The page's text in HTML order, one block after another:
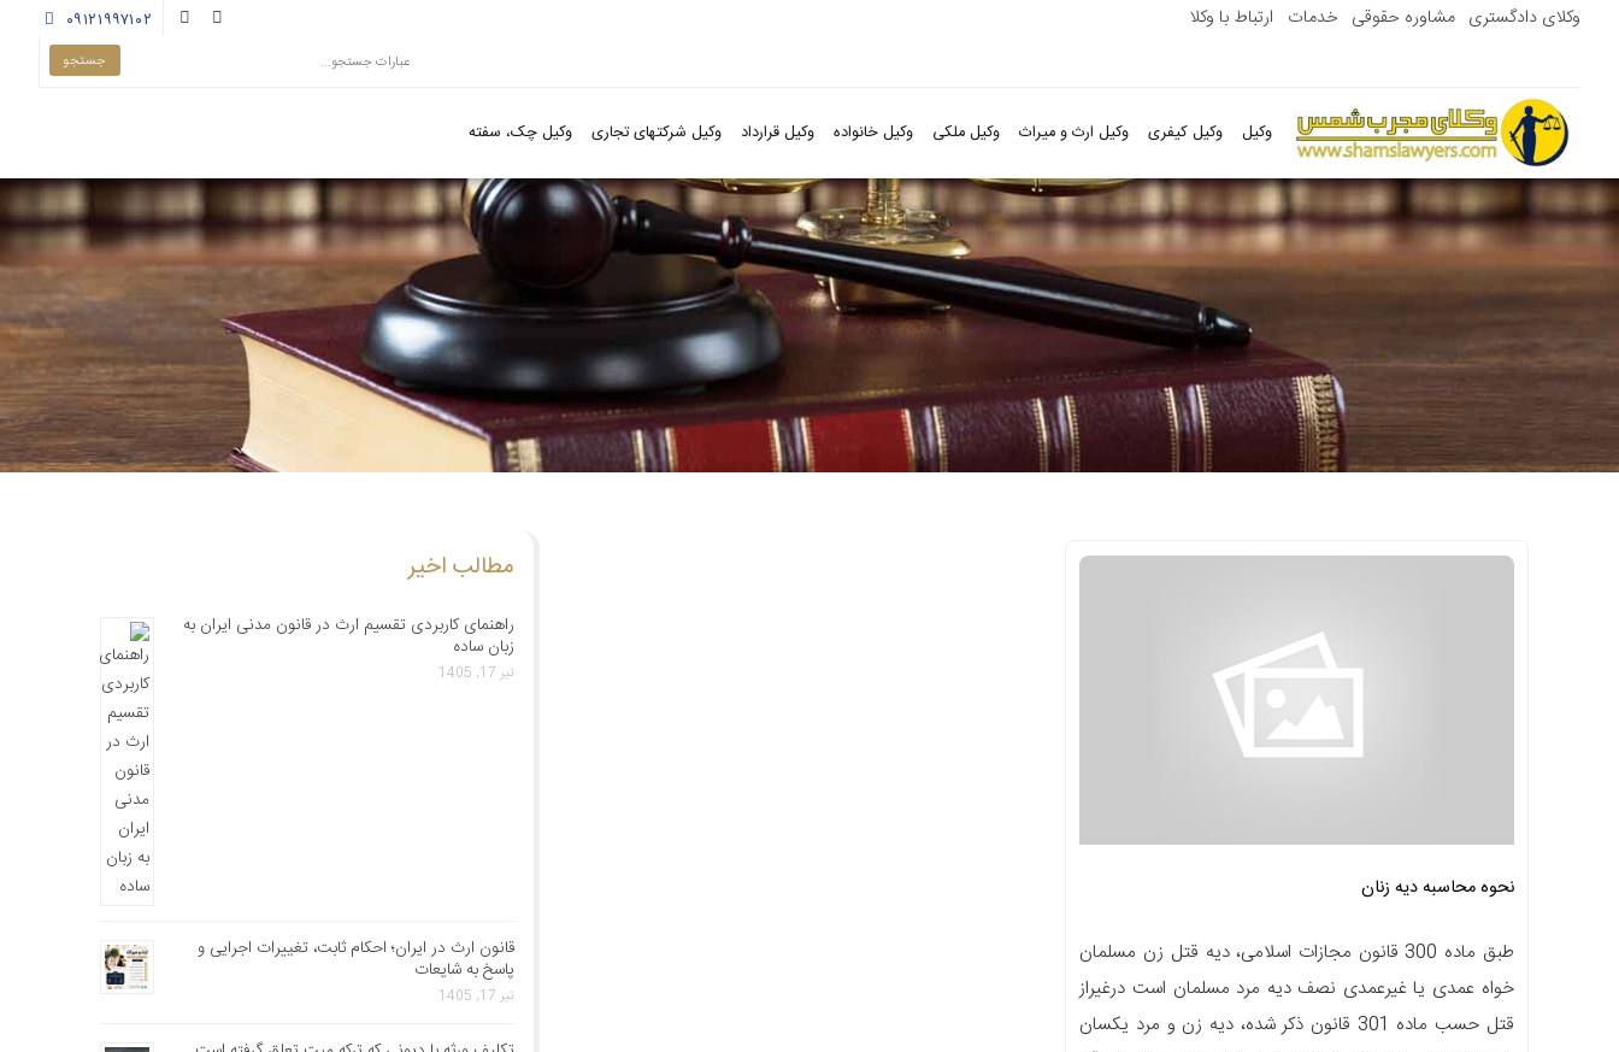
۰۹۱۲۱۹۹۷۱۰۲ وکلای دادگستری مشاوره حقوقی خدمات ارتباط با وکلا
وکیل وکیل کیفری وکیل ارث و میراث وکیل ملکی وکیل خانواده وکیل قرارداد وکیل شرکتهای تجاری وکیل چک، سفته
نحوه محاسبه دیه زنان
طبق ماده 300 قانون مجازات اسلامی، دیه قتل زن مسلمان
خواه عمدی یا غیرعمدی نصف دیه مرد مسلمان است درغیراز
قتل حسب ماده 301 قانون ذکر شده، دیه زن و مرد یکسان
مطالب اخیر
راهنمای کاربردی تقسیم ارث در قانون مدنی ایران به
زبان ساده
تیر 17, 1405
قانون ارث در ایران؛ احکام ثابت، تغییرات اجرایی و
پاسخ به شایعات
تیر 17, 1405